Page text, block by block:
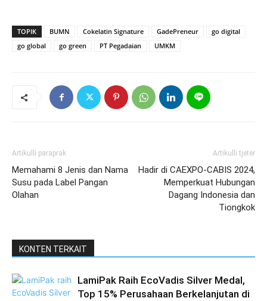
TOPIK BUMN Cokelatin Signature GadePreneur
go digital
go global
go green PT Pegadaian UMKM
Artikulli paraprak
Memahami 8 Jenis dan Nama
Susu pada Label Pangan
Olahan
Artikulli tjetër
Hadir di CAEXPO-CABIS 2024,
Memperkuat Hubungan
Dagang Indonesia dan
Tiongkok
KONTEN TERKAIT
LamiPak Raih EcoVadis Silver Medal,
Top 15% Perusahaan Berkelanjutan di